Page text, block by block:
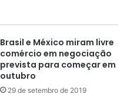
Brasil e México miram livre
comércio em negociação
prevista para começar em
outubro
29 de setembro de 2019